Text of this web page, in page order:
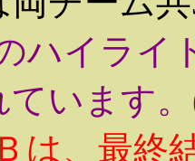
ハイラ
ています
は、最